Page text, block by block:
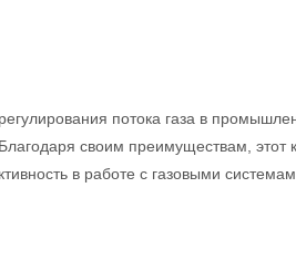
потока газа в
своим преимуществам, этот
в работе с газовыми